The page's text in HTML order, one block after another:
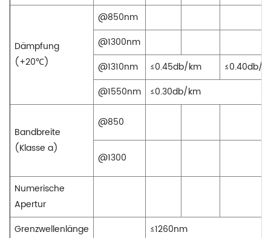
Dämpfung
(+20℃)
@850nm
@1300nm
@1310nm
≤0.45db/km
≤0.40db/
@1550nm
≤0.30db/km
Bandbreite
(Klasse a)
@850
@1300
Numerische
Apertur
Grenzwellenlänge
≤1260nm